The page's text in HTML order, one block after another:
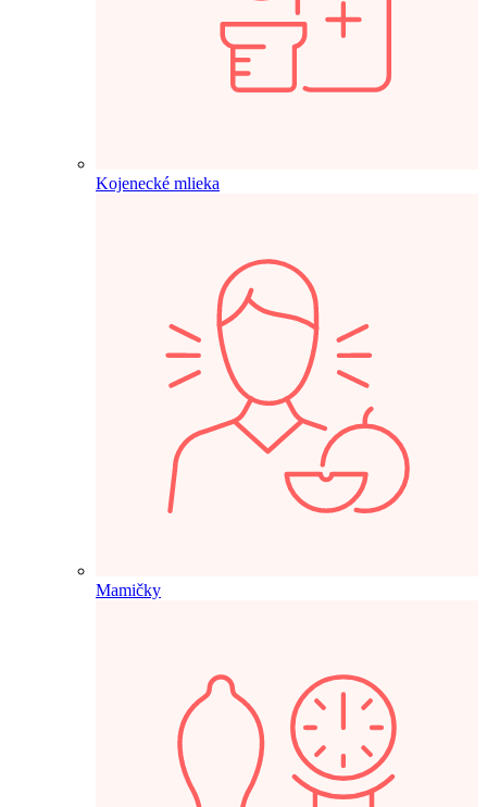
Kojenecké mlieka
Mamičky